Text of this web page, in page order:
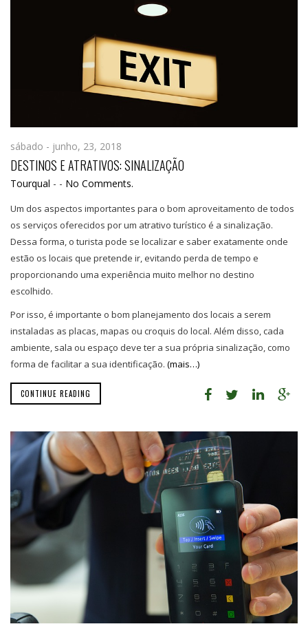
sábado - junho, 23, 2018
DESTINOS E ATRATIVOS: SINALIZAÇÃO
Tourqual - - No Comments.
Um dos aspectos importantes para o bom aproveitamento de todos
os serviços oferecidos por um atrativo turístico é a sinalização.
Dessa forma, o turista pode se localizar e saber exatamente onde
estão os locais que pretende ir, evitando perda de tempo e
proporcionando uma experiência muito melhor no destino
escolhido.
Por isso, é importante o bom planejamento dos locais a serem
instaladas as placas, mapas ou croquis do local. Além disso, cada
ambiente, sala ou espaço deve ter a sua própria sinalização, como
forma de facilitar a sua identificação. (mais…)
CONTINUE READING